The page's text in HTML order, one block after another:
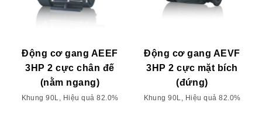
Động cơ gang AEEF
3HP 2 cực chân đế
(nằm ngang)
Khung 90L, Hiệu quả 82.0%
Động cơ gang AEVF
3HP 2 cực mặt bích
(đứng)
Khung 90L, Hiệu quả 82.0%